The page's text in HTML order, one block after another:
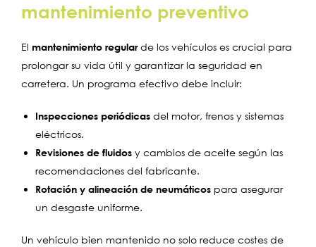
mantenimiento preventivo
El mantenimiento regularde los vehículos es crucial para
prolongar su vida útil y garantizar la seguridad en
carretera. Un programa efectivo debe incluir:
Inspecciones periódicas del motor, frenos y sistemas
eléctricos.
Revisiones de fluidos y cambios de aceite según las
recomendaciones del fabricante.
Rotación y alineación de neumáticos para asegurar
un desgaste uniforme.
Un vehículo bien mantenido no solo reduce costes de